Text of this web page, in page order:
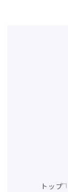
トップ